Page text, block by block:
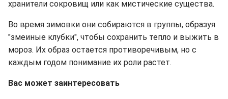
хранители сокровищ или как мистические существа.
Во время зимовки они собираются в группы, образуя
"змеиные клубки", чтобы сохранить тепло и выжить в
мороз. Их образ остается противоречивым, но с
каждым годом понимание их роли растет.
Вас может заинтересовать